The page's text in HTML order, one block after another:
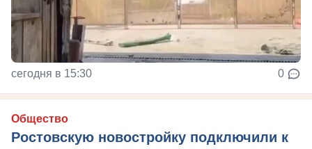
сегодня в 15:30 0
Общество
Ростовскую новостройку подключили к